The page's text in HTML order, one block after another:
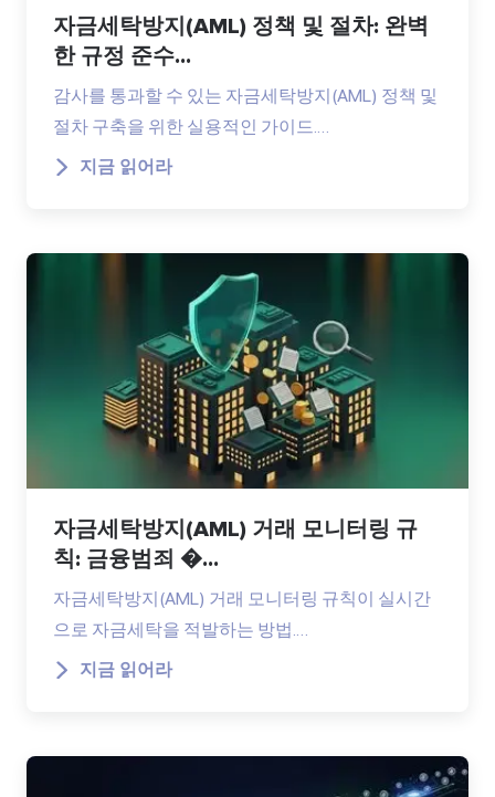
자금세탁방지(AML) 정책 및 절차: 완벽
한 규정 준수...
감사를 통과할 수 있는 자금세탁방지(AML) 정책 및
절차 구축을 위한 실용적인 가이드.…
지금 읽어라
자금세탁방지(AML) 거래 모니터링 규
칙: 금융범죄 �...
자금세탁방지(AML) 거래 모니터링 규칙이 실시간
으로 자금세탁을 적발하는 방법.…
지금 읽어라